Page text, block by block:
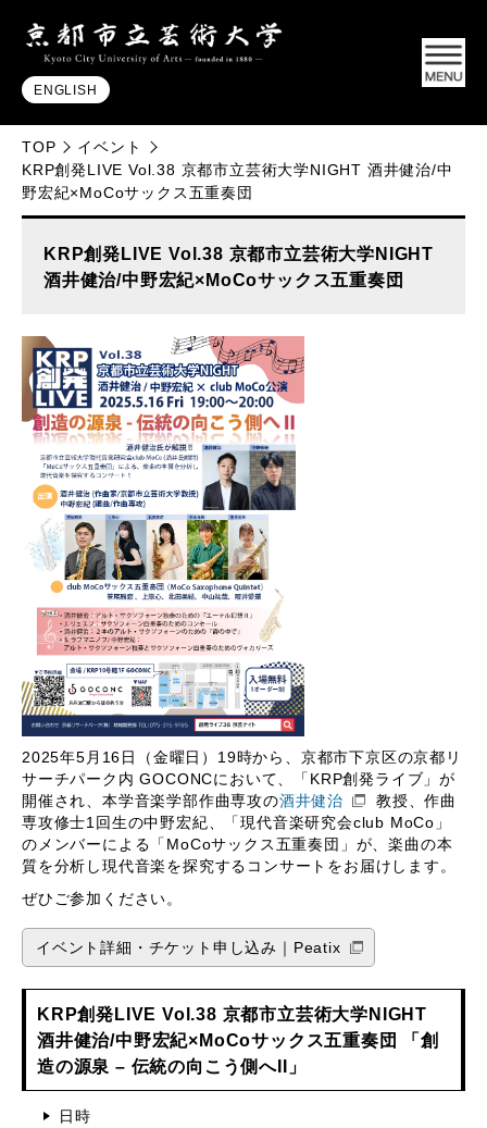
ENGLISH
TOP
イベント
KRP創発LIVE Vol.38 京都市立芸術大学NIGHT 酒井健治/中
野宏紀×MoCoサックス五重奏団
KRP創発LIVE Vol.38 京都市立芸術大学NIGHT
酒井健治/中野宏紀×MoCoサックス五重奏団
2025年5月16日（金曜日）19時から、京都市下京区の京都リ
サーチパーク内 GOCONCにおいて、「KRP創発ライブ」が
開催され、本学音楽学部作曲専攻の酒井健治
教授、作曲
専攻修士1回生の中野宏紀、「現代音楽研究会club MoCo」
のメンバーによる「MoCoサックス五重奏団」が、楽曲の本
質を分析し現代音楽を探究するコンサートをお届けします。
ぜひご参加ください。
イベント詳細・チケット申し込み｜Peatix
KRP創発LIVE Vol.38 京都市立芸術大学NIGHT
酒井健治/中野宏紀×MoCoサックス五重奏団 「創
造の源泉 – 伝統の向こう側へII」
日時